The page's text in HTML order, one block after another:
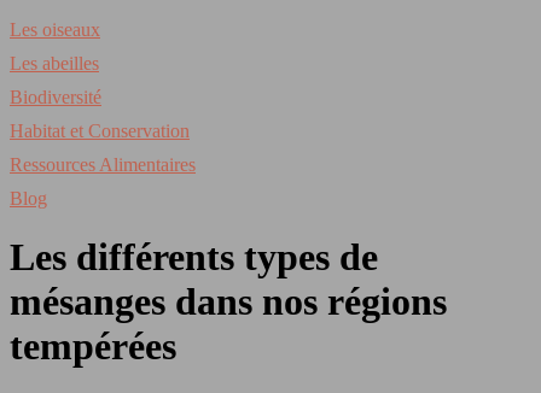
Les oiseaux
Les abeilles
Biodiversité
Habitat et Conservation
Ressources Alimentaires
Blog
Les différents types de
mésanges dans nos régions
tempérées